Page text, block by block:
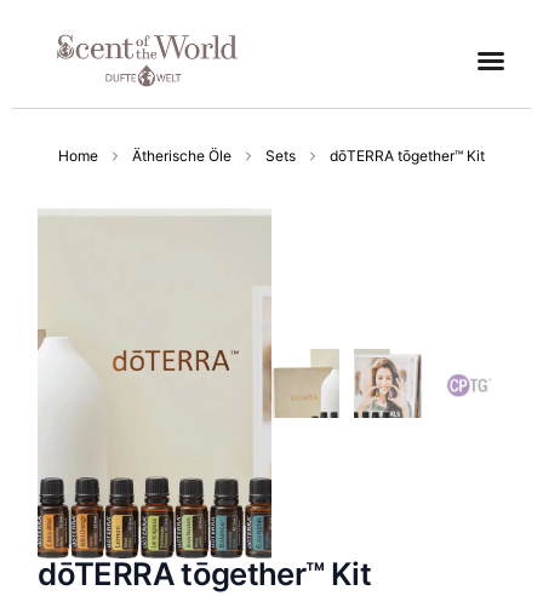
Home Ätherische Öle Sets dōTERRA tōgether™ Kit
dōTERRA tōgether™ Kit